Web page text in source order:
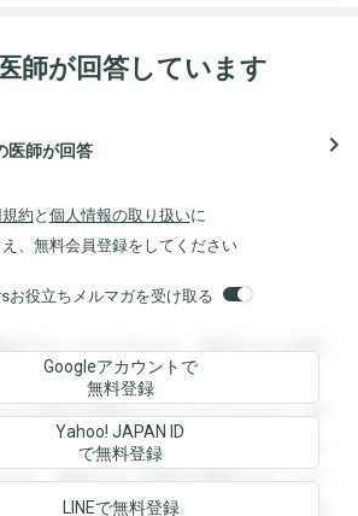
師が回答しています
医師が回答 navigate_next
約 と 個人情報の取り扱いに
、無料会員登録をしてください
お役立ちメルマガを受け取る
することができます。登録すると回答
ます。登録すると回答を閲覧すること
と回答を閲覧することができます。登
ることができます。登録すると回答を
す。登録すると回答を閲覧することが
回答を閲覧することができます。登録
Googleアカウントで
無料登録
Yahoo! JAPAN ID
で無料登録
LINEで無料登録